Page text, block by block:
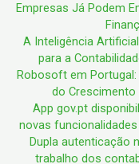
Empresas Já Podem
A Inteligência
para a
Robosoft em
do Crescimento
App gov.pt
novas
Dupla autenticação
trabalho dos